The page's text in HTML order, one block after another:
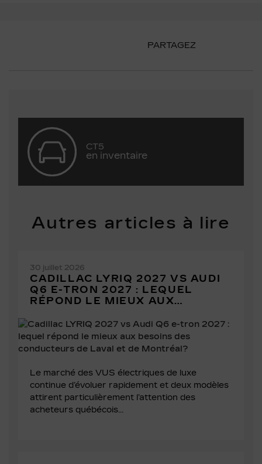
PARTAGEZ
CT5
en inventaire
Autres articles à lire
30 juillet 2026
CADILLAC LYRIQ 2027 VS AUDI
Q6 E-TRON 2027 : LEQUEL
RÉPOND LE MIEUX AUX
LAVAL ET DE MONTRÉAL?
Le marché des VUS électriques de luxe
continue d’évoluer rapidement et deux modèles
attirent particulièrement l’attention des
acheteurs québécois...